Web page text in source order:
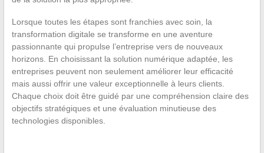
Lorsque toutes les étapes sont franchies avec soin, la
transformation digitale se transforme en une aventure
passionnante qui propulse l’entreprise vers de nouveaux
horizons. En choisissant la solution numérique adaptée, les
entreprises peuvent non seulement améliorer leur efficacité
mais aussi offrir une valeur exceptionnelle à leurs clients.
Chaque choix doit être guidé par une compréhension claire des
objectifs stratégiques et une évaluation minutieuse des
technologies disponibles.